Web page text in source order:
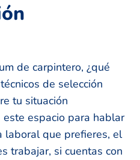
de carpintero, ¿qué
de selección
tu situación
espacio para hablar
laboral que prefieres, el
trabajar, si cuentas con